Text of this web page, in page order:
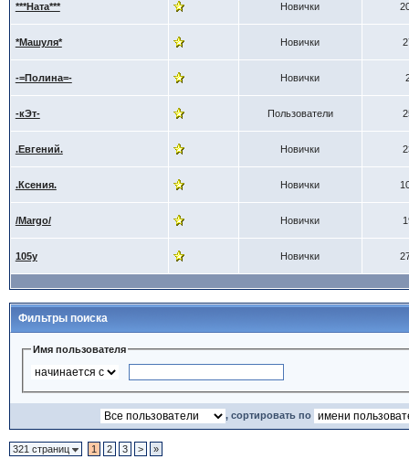
***Ната*** Новички
*Машуля* Новички
-=Полина=- Новички
-кЭт- Пользователи
.Евгений. Новички
.Ксения. Новички
/Margo/ Новички
105y Новички
Фильтры поиска
Имя пользователя
, сортировать по
321 страниц 1 2 3 > »